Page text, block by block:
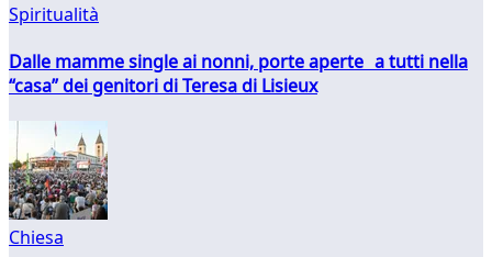
Spiritualità
Dalle mamme single ai nonni, porte aperte a tutti nella
“casa” dei genitori di Teresa di Lisieux
Chiesa